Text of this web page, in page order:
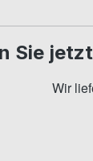
Sie
Wir